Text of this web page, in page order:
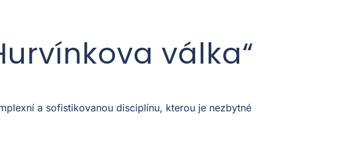
válka“
a sofistikovanou disciplínu, kterou je nezbytné